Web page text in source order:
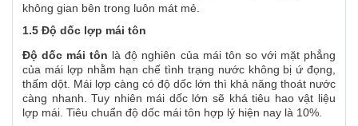
không gian bên trong luôn mát mẻ.
1.5 Độ dốc lợp mái tôn
Độ dốc mái tôn là độ nghiên của mái tôn so với mặt phẳng
của mái lợp nhằm hạn chế tình trạng nước không bị ứ đọng,
thấm dột. Mái lợp càng có độ dốc lớn thì khả năng thoát nước
càng nhanh. Tuy nhiên mái dốc lớn sẽ khá tiêu hao vật liệu
lợp mái. Tiêu chuẩn độ dốc mái tôn hợp lý hiện nay là 10%.